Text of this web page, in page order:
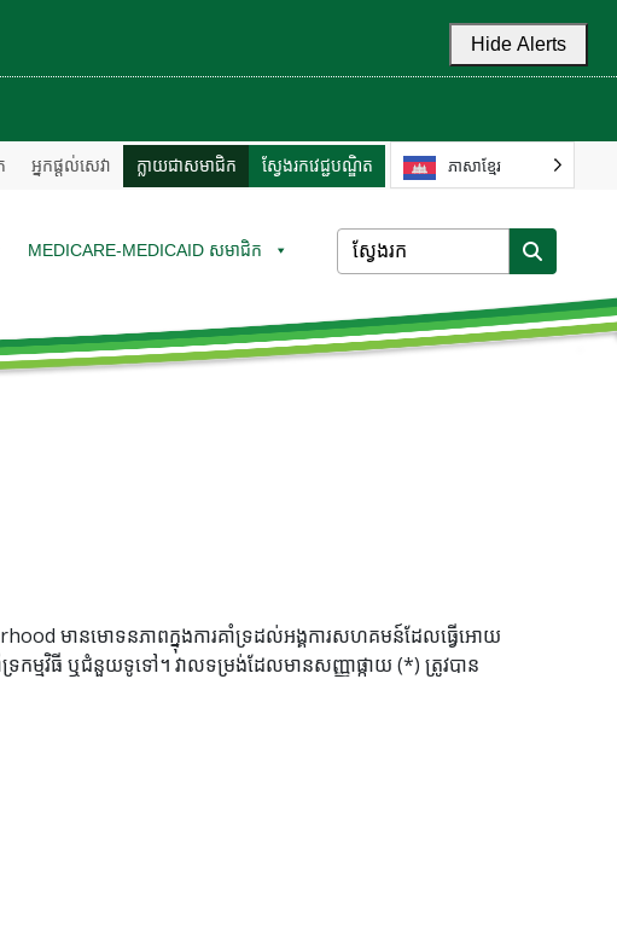
Hide Alerts
អ្នកផ្តល់សេវា ក្លាយជាសមាជិក ស្វែងរកវេជ្ជបណ្ឌិត ភាសាខ្មែរ
MEDICARE-MEDICAID សមាជិក
មានមោទនភាពក្នុងការគាំទ្រដល់អង្គការសហគមន៍ដែលធ្វើអោយ
កម្មវិធី ឬជំនួយទូទៅ។ វាលទម្រង់ដែលមានសញ្ញាផ្កាយ (*) ត្រូវបាន